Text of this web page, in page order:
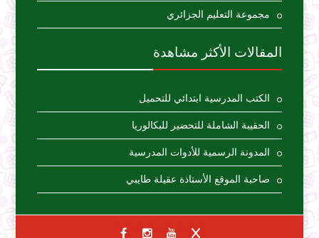
مجموعة التعليم الجزائري
المقالات الأكثر مشاهدة
الكتب المدرسية ابتدائي للتحميل
الحقيبة الشاملة للتحضير للبكالوريا
المدونة الرسمية للأدوات المدرسية
صاحبة الموقع الأستاذة عقيلة طايبي